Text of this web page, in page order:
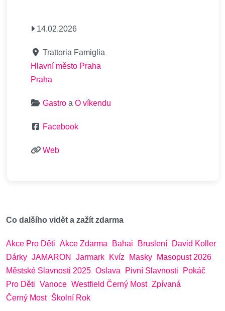
14.02.2026
Trattoria Famiglia
Hlavní město Praha
Praha
Gastro a O víkendu
Facebook
Web
Co dalšího vidět a zažít zdarma
Akce Pro Děti Akce Zdarma Bahai Bruslení
David Koller
Dárky JAMARON Jarmark Kvíz Masky
Masopust 2026
Městské Slavnosti 2025 Oslava Pivní Slavnosti
Pokáč
Pro Děti Vanoce Westfield Černý Most Zpívaná
Černý Most Školní Rok